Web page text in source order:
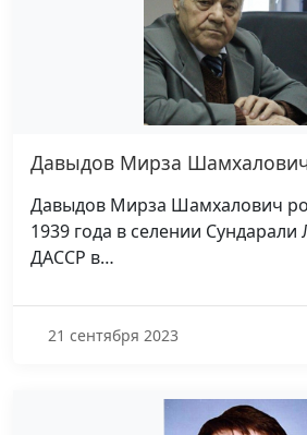
Давыдов Мирза
Давыдов Мирза Шамхалович
1939 года в селении Сундарали
ДАССР в…
21 сентября 2023